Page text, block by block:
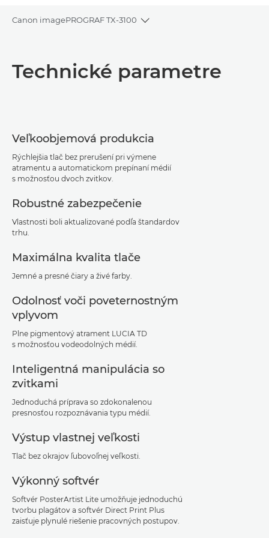
Canon imagePROGRAF TX-3100
Toggle breadcrumbs
Technické parametre
Stiahnuť súbor PDF
Technické parametre
Veľkoobjemová produkcia
Rýchlejšia tlač bez prerušení pri výmene
atramentu a automatickom prepínaní médií
s možnosťou dvoch zvitkov.
Robustné zabezpečenie
Vlastnosti boli aktualizované podľa štandardov
trhu.
Maximálna kvalita tlače
Jemné a presné čiary a živé farby.
Odolnosť voči poveternostným
vplyvom
Plne pigmentový atrament LUCIA TD
s možnosťou vodeodolných médií.
Inteligentná manipulácia so
zvitkami
Jednoduchá príprava so zdokonalenou
presnosťou rozpoznávania typu médií.
Výstup vlastnej veľkosti
Tlač bez okrajov ľubovoľnej veľkosti.
Výkonný softvér
Softvér PosterArtist Lite umožňuje jednoduchú
tvorbu plagátov a softvér Direct Print Plus
zaisťuje plynulé riešenie pracovných postupov.